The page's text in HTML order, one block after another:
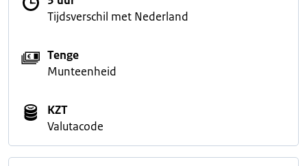
Tijdsverschil met Nederland
Tenge
Munteenheid
KZT
Valutacode